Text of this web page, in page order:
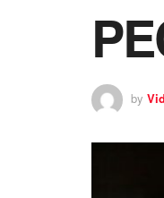
by